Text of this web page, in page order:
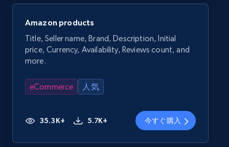
Amazon products
Title, Seller name, Brand, Description, Initial
price, Currency, Availability, Reviews count, and
more.
eCommerce 人気
35.3K+ 5.7K+ 今すぐ購入